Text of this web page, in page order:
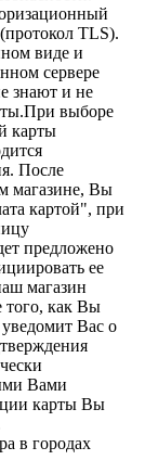
TLS).
виде и
сервере
знают и не
выборе
карты
После
магазине, Вы
картой", при
предложено
ее
магазин
того, как Вы
Вас о
Вами
карты Вы
в городах